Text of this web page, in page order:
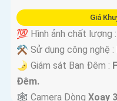
Giá
💯 Hình ảnh chất lượng :
⚒ Sử dụng công nghệ :
🌛 Giám sát Ban Đêm :
Ðêm.
🕸️ Camera Dòng Xoay